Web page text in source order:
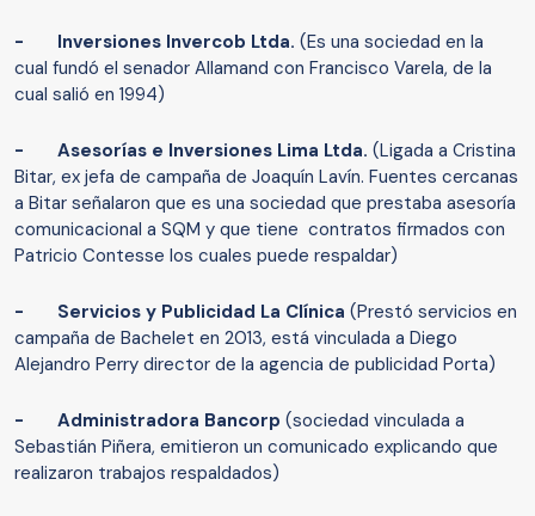
- Inversiones Invercob Ltda. (Es una sociedad en la
cual fundó el senador Allamand con Francisco Varela, de la
cual salió en 1994)
- Asesorías e Inversiones Lima Ltda. (Ligada a Cristina
Bitar, ex jefa de campaña de Joaquín Lavín. Fuentes cercanas
a Bitar señalaron que es una sociedad que prestaba asesoría
comunicacional a SQM y que tiene contratos firmados con
Patricio Contesse los cuales puede respaldar)
- Servicios y Publicidad La Clínica (Prestó servicios en
campaña de Bachelet en 2013, está vinculada a Diego
Alejandro Perry director de la agencia de publicidad Porta)
- Administradora Bancorp (sociedad vinculada a
Sebastián Piñera, emitieron un comunicado explicando que
realizaron trabajos respaldados)